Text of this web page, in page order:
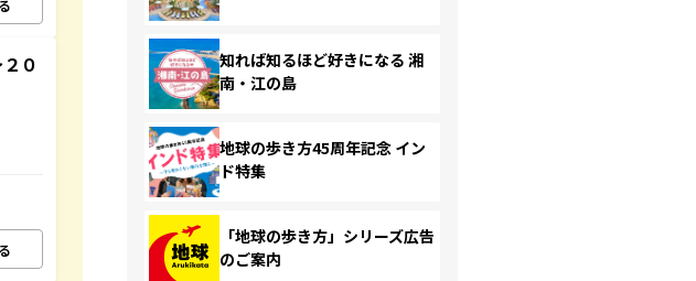
０
知れば知るほど好きになる 湘
南・江の島
地球の歩き方45周年記念 イン
ド特集
「地球の歩き方」シリーズ広告
のご案内